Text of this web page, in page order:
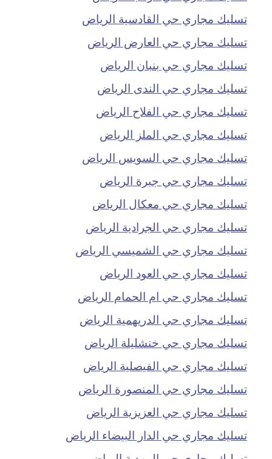
تسليك مجاري حي القادسية الرياض
تسليك مجاري حي العارض الرياض
تسليك مجاري حي بنبان الرياض
تسليك مجاري حي الندى الرياض
تسليك مجاري حي الفلاح الرياض
تسليك مجاري حي الملز الرياض
تسليك مجاري حي السويس الرياض
تسليك مجاري حي جبرة الرياض
تسليك مجاري حي معكال الرياض
تسليك مجاري حي الجرادية الرياض
تسليك مجاري حي الشميسي الرياض
تسليك مجاري حي العود الرياض
تسليك مجاري حي ام الحمام الرياض
تسليك مجاري حي الدريهمية الرياض
تسليك مجاري حي خنشليلة الرياض
تسليك مجاري حي الفيصلية الرياض
تسليك مجاري حي المنصورة الرياض
تسليك مجاري حي العزيزية الرياض
تسليك مجاري حي الدار البيضاء الرياض